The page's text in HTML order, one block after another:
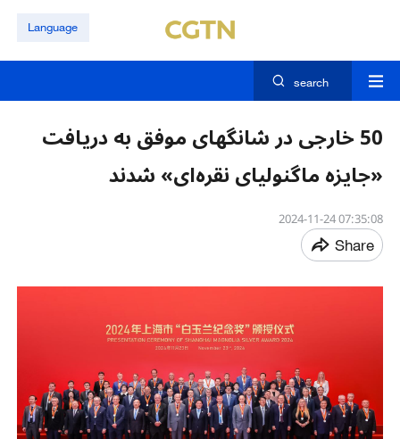
Language
search
50 خارجی در شانگهای موفق به دریافت
«جایزه ماگنولیای نقره‌ای» شدند
07:35:08 2024-11-24
Share